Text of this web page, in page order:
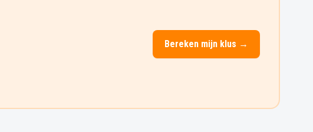
Bereken mijn klus →